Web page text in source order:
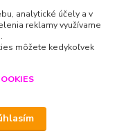
analytické účely a v
reklamy využívame
môžete kedykoľvek